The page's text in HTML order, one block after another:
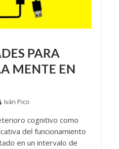
PARA
MENTE EN
Iván Pico
cognitivo como
del funcionamiento
en un intervalo de